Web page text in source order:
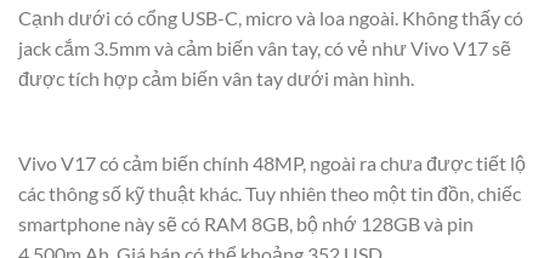
Cạnh dưới có cổng USB-C, micro và loa ngoài. Không thấy có
jack cắm 3.5mm và cảm biến vân tay, có vẻ như Vivo V17 sẽ
được tích hợp cảm biến vân tay dưới màn hình.
Vivo V17 có cảm biến chính 48MP, ngoài ra chưa được tiết lộ
các thông số kỹ thuật khác. Tuy nhiên theo một tin đồn, chiếc
smartphone này sẽ có RAM 8GB, bộ nhớ 128GB và pin